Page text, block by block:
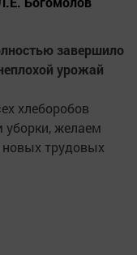
завершило
урожай
хлеборобов
желаем
новых трудовых